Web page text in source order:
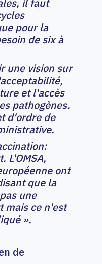
il faut
pour la
de six à
une vision sur
et l'accès
pathogènes.
d'ordre de
L'OMSA,
ont
que la
une
mais ce n'est
».
de